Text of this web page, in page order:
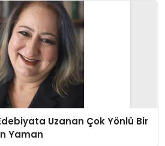
Uzanan Çok Yönlü Bir
Yaman